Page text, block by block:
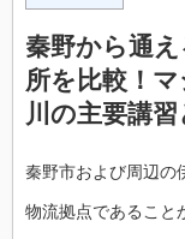
秦野から通
所を比較！
川の主要講
秦野市および周辺の
物流拠点であること